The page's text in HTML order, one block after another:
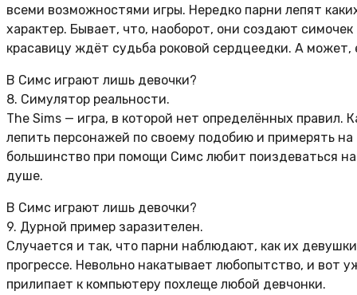
всеми возможностями игры. Нередко парни лепят
характер. Бывает, что, наоборот, они создают
красавицу ждёт судьба роковой сердцеедки. А может,
В Симс играют лишь девочки?
8. Симулятор реальности.
The Sims — игра, в которой нет определённых
лепить персонажей по своему подобию и примерять
большинство при помощи Симс любит поиздеваться
душе.
В Симс играют лишь девочки?
9. Дурной пример заразителен.
Случается и так, что парни наблюдают, как их
прогрессе. Невольно накатывает любопытство, и вот
прилипает к компьютеру похлеще любой девчонки.